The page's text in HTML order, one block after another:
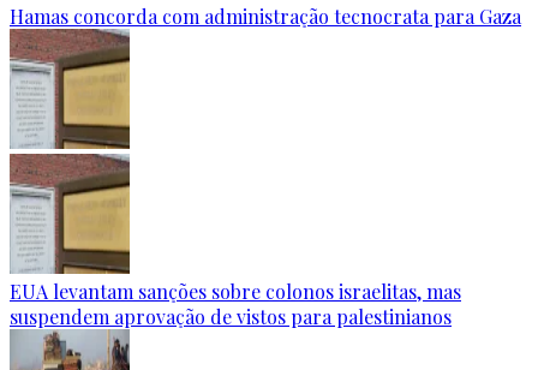
Hamas concorda com administração tecnocrata para Gaza
EUA levantam sanções sobre colonos israelitas, mas
suspendem aprovação de vistos para palestinianos